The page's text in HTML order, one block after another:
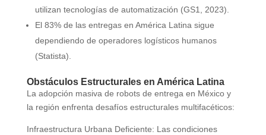
utilizan tecnologías de automatización (GS1, 2023).
El 83% de las entregas en América Latina sigue
dependiendo de operadores logísticos humanos
(Statista).
Obstáculos Estructurales en América Latina
La adopción masiva de robots de entrega en México y
la región enfrenta desafíos estructurales multifacéticos:
Infraestructura Urbana Deficiente: Las condiciones